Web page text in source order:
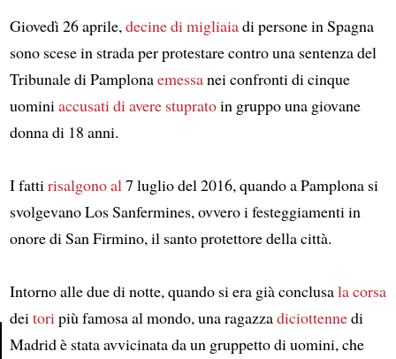
Giovedì 26 aprile,decine di migliaiadi persone in Spagna
sono scese in strada per protestare contro una sentenza del
Tribunale di Pamplonaemessanei confronti di cinque
uominiaccusati di avere stupratoin gruppo una giovane
donna di 18 anni.
I fattirisalgono al7 luglio del 2016, quando a Pamplona si
svolgevano Los Sanfermines, ovvero i festeggiamenti in
onore di San Firmino, il santo protettore della città.
Intorno alle due di notte, quando si era già conclusala corsa
deitoripiù famosa al mondo, una ragazzadiciottennedi
Madrid è stata avvicinata da un gruppetto di uomini, che